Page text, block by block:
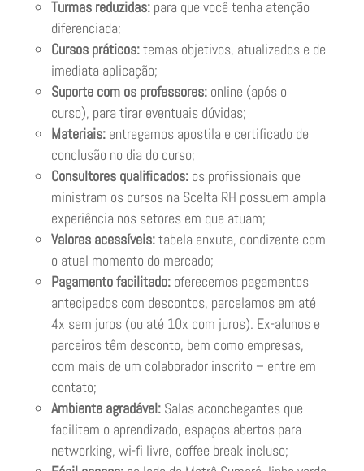
Turmas reduzidas:para que você tenha atenção
diferenciada;
Cursos práticos:temas objetivos, atualizados e de
imediata aplicação;
Suporte com os professores:online (após o
curso), para tirar eventuais dúvidas;
Materiais:entregamos apostila e certificado de
conclusão no dia do curso;
Consultores qualificados:os profissionais que
ministram os cursos na Scelta RH possuem ampla
experiência nos setores em que atuam;
Valores acessíveis:tabela enxuta, condizente com
o atual momento do mercado;
Pagamento facilitado:oferecemos pagamentos
antecipados com descontos, parcelamos em até
4x sem juros (ou até 10x com juros). Ex-alunos e
parceiros têm desconto, bem como empresas,
com mais de um colaborador inscrito – entre em
contato;
Ambiente agradável:Salas aconchegantes que
facilitam o aprendizado, espaços abertos para
networking, wi-fi livre, coffee break incluso;